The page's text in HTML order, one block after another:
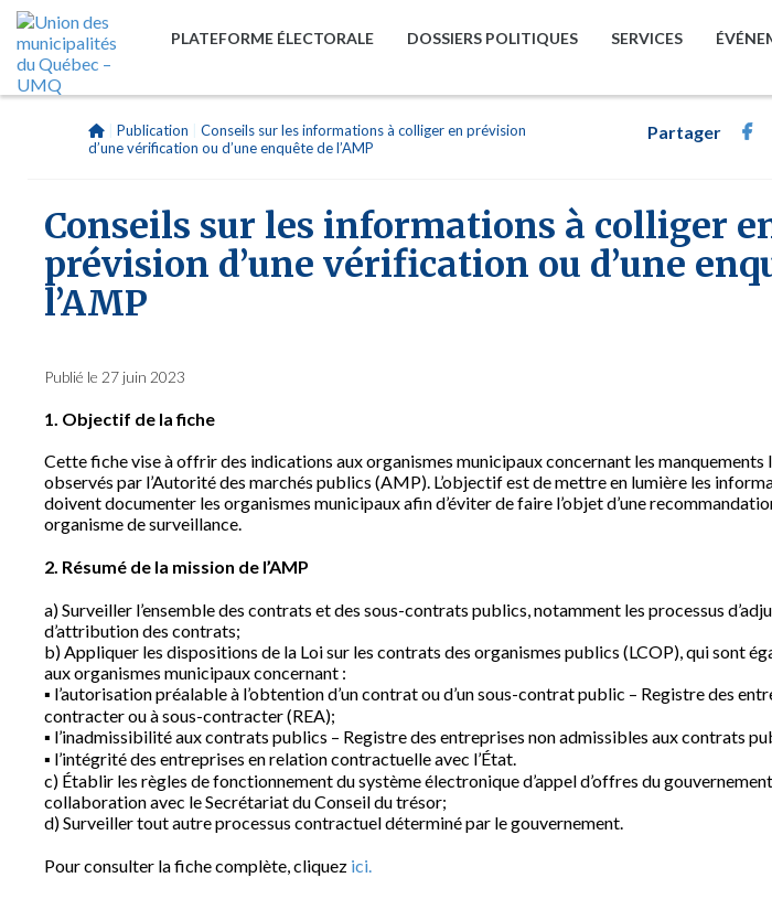
PLATEFORME ÉLECTORALE DOSSIERS POLITIQUES SERVICES
Publication
Conseils sur les informations à colliger en prévision
d’une vérification ou d’une enquête de l’AMP
Partager
Conseils sur les informations à colliger
prévision d’une vérification ou d’une
l’AMP
Publié le 27 juin 2023
1. Objectif de la fiche
Cette fiche vise à offrir des indications aux organismes municipaux concernant les manquements
observés par l’Autorité des marchés publics (AMP). L’objectif est de mettre en lumière les
doivent documenter les organismes municipaux afin d’éviter de faire l’objet d’une
organisme de surveillance.
2. Résumé de la mission de l’AMP
a) Surveiller l’ensemble des contrats et des sous-contrats publics, notamment les processus
d’attribution des contrats;
b) Appliquer les dispositions de la Loi sur les contrats des organismes publics (LCOP), qui sont
aux organismes municipaux concernant :
▪ l’autorisation préalable à l’obtention d’un contrat ou d’un sous-contrat public – Registre des
contracter ou à sous-contracter (REA);
▪ l’inadmissibilité aux contrats publics – Registre des entreprises non admissibles aux contrats
▪ l’intégrité des entreprises en relation contractuelle avec l’État.
c) Établir les règles de fonctionnement du système électronique d’appel d’offres du
collaboration avec le Secrétariat du Conseil du trésor;
d) Surveiller tout autre processus contractuel déterminé par le gouvernement.
Pour consulter la fiche complète, cliquez ici.